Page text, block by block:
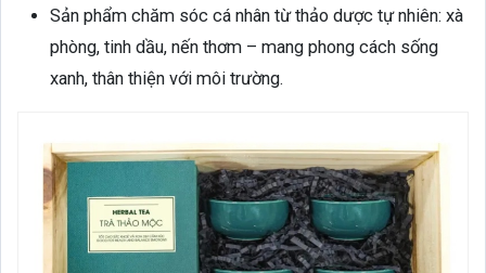
Sản phẩm chăm sóc cá nhân từ thảo dược tự nhiên: xà
phòng, tinh dầu, nến thơm – mang phong cách sống
xanh, thân thiện với môi trường.